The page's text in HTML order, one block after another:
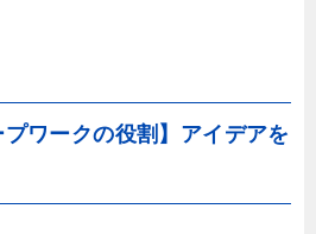
プワークの役割】アイデアを